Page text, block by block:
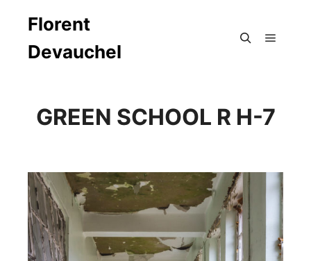
Florent
Devauchel
GREEN SCHOOL R H-7